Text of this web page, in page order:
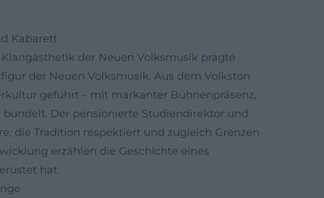
Kabarett
der Neuen Volksmusik prägte
der Neuen Volksmusik. Aus dem Volkston
geführt – mit markanter Bühnenpräsenz,
Der pensionierte Studiendirektor und
die Tradition respektiert und zugleich Grenzen
erzählen die Geschichte eines
hat.